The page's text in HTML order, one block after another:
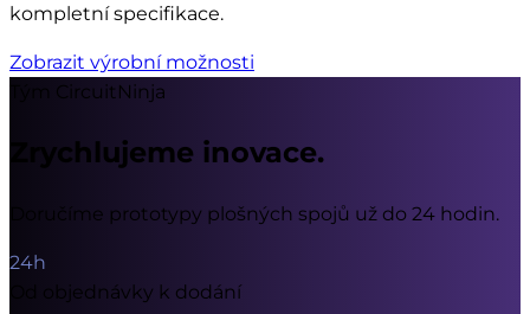
kompletní specifikace.
Zobrazit výrobní možnosti
Tým CircuitNinja
Zrychlujeme inovace.
Doručíme prototypy plošných spojů už do 24 hodin.
24h
Od objednávky k dodání